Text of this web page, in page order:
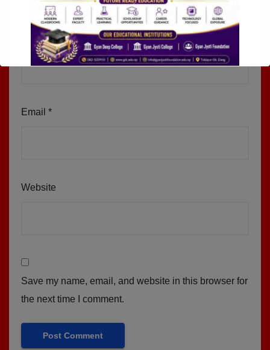
Name*
Email *
Website
Save my name, email, and website in this browser for
the next time I comment.